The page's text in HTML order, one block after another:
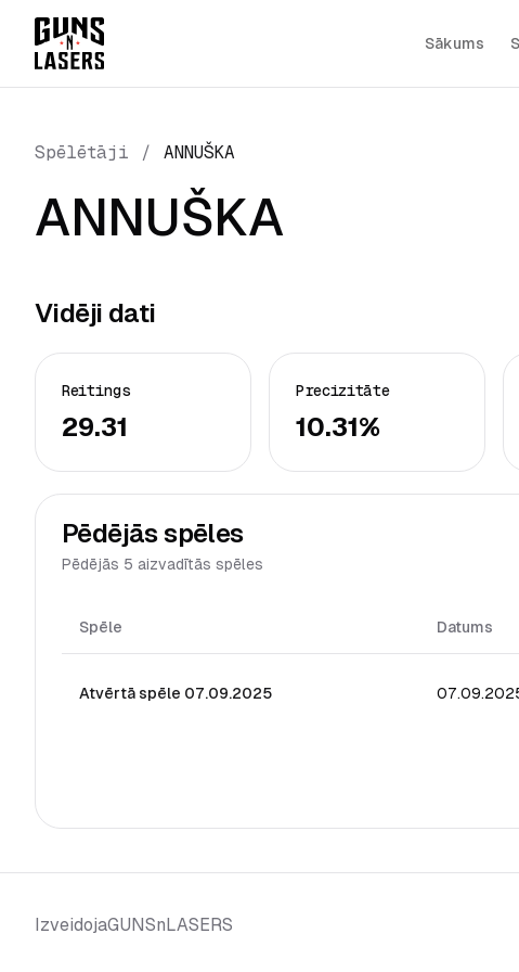
Sākums
Spēlētāji / ANNUŠKA
ANNUŠKA
Vidēji dati
Reitings
29.31
Precizitāte
10.31%
Pēdējās spēles
Pēdējās 5 aizvadītās spēles
Spēle Datums
Atvērtā spēle 07.09.2025
IzveidojaGUNSnLASERS